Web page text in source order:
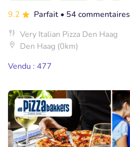
9.2 Parfait • 54 commentaires
Very Italian Pizza Den Haag
Den Haag (0km)
Vendu : 477